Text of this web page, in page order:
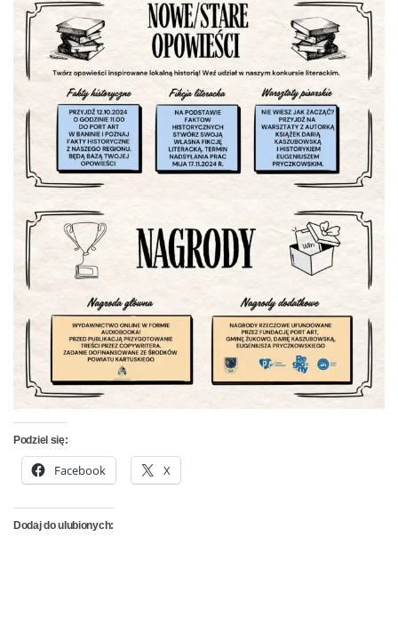
Podziel się:
Facebook X
Dodaj do ulubionych: